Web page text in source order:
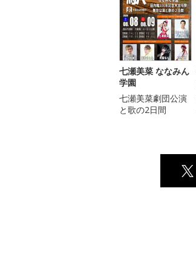
七瀬美菜 ななみん
学園
七瀬美菜劇団公演
と歌の2日間